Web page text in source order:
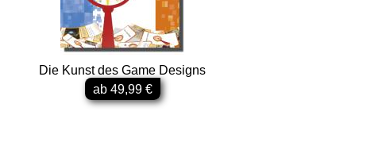
Die Kunst des Game Designs
ab 49,99 €